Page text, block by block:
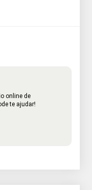
online de
te ajudar!